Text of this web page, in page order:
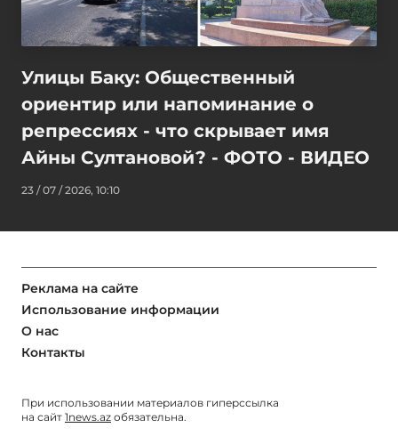
Улицы Баку: Общественный
ориентир или напоминание о
репрессиях - что скрывает имя
Айны Султановой? - ФОТО - ВИДЕО
23 / 07 / 2026, 10:10
Реклама на сайте
Использование информации
О нас
Контакты
При использовании материалов гиперссылка
на сайт 1news.az обязательна.